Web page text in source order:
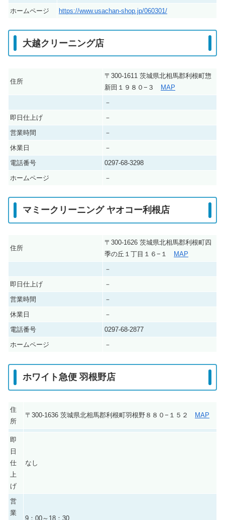
ホームページ
https://www.usachan-shop.jp/060301/
大越クリーニング店
住所
〒300-1611 茨城県北相馬郡利根町惣
新田１９８０−３ MAP
－
即日仕上げ
－
営業時間
－
休業日
－
電話番号
0297-68-3298
ホームページ
－
マミークリーニング ヤオコー利根店
住所
〒300-1626 茨城県北相馬郡利根町四
季の丘１丁目１６−１
MAP
－
即日仕上げ
－
営業時間
－
休業日
－
電話番号
0297-68-2877
ホームページ
－
ホワイト急便 羽根野店
住
所
〒300-1636 茨城県北相馬郡利根町羽根野８８０−１５２ MAP
即
日
仕
上
げ
なし
営
業
9：00～18：30